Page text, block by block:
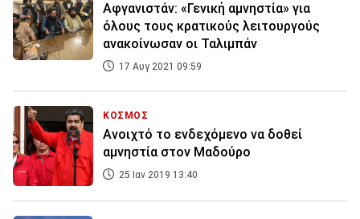
Αφγανιστάν: «Γενική αμνηστία» για
όλους τους κρατικούς λειτουργούς
ανακοίνωσαν οι Ταλιμπάν
17 Αυγ 2021 09:59
ΚΟΣΜΟΣ
Ανοιχτό το ενδεχόμενο να δοθεί
αμνηστία στον Μαδούρο
25 Ιαν 2019 13:40